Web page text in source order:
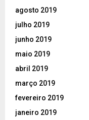
agosto 2019
julho 2019
junho 2019
maio 2019
abril 2019
março 2019
fevereiro 2019
janeiro 2019